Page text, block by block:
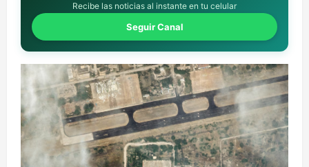
Recibe las noticias al instante en tu celular
Seguir Canal